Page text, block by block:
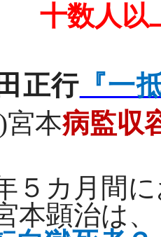
十数人以
正行 『一
)宮本病監収
カ月間
本顕治は、